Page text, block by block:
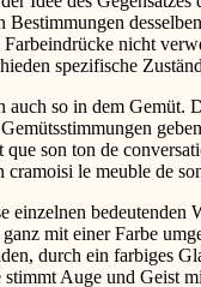
Bestimmungen
Farbeindrücke nicht
spezifische
auch so in dem Gemüt.
que son ton de
cramoisi le meuble de
einzelnen
ganz mit einer Farbe
durch ein farbiges
stimmt Auge und Geist